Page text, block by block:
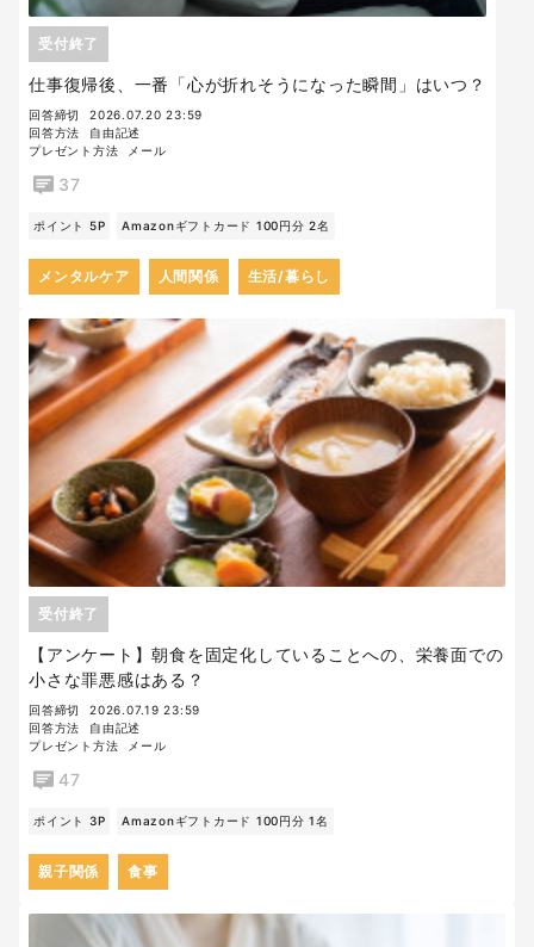
仕事復帰後、一番「心が折れそうになった瞬間」はいつ？
受付終了
回答締切
2026.07.20 23:59
回答方法
自由記述
プレゼント方法
メール
37
ポイント 5P Amazonギフトカード 100円分 2名
メンタルケア 人間関係 生活/暮らし
【アンケート】朝食を固定化していることへの、栄養面での
小さな罪悪感はある？
受付終了
回答締切
2026.07.19 23:59
回答方法
自由記述
プレゼント方法
メール
47
ポイント 3P Amazonギフトカード 100円分 1名
親子関係 食事